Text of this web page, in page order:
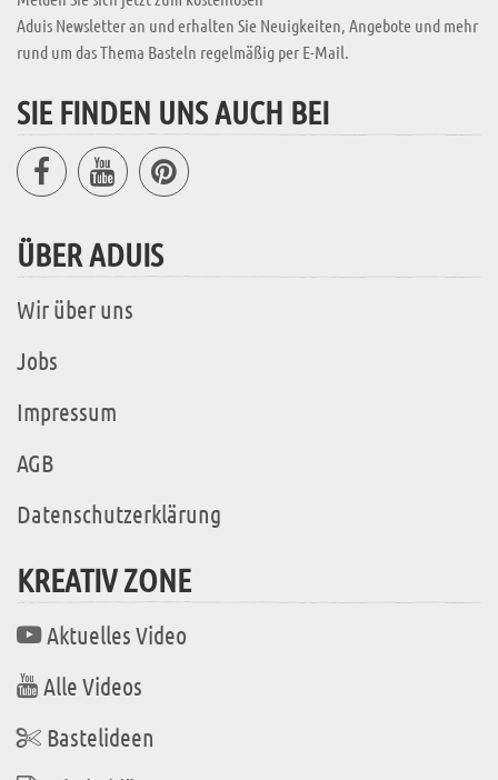
Aduis Newsletter an und erhalten Sie Neuigkeiten, Angebote und mehr
rund um das Thema Basteln regelmäßig per E-Mail.
SIE FINDEN UNS AUCH BEI
ÜBER ADUIS
Wir über uns
Jobs
Impressum
AGB
Datenschutzerklärung
KREATIV ZONE
Aktuelles Video
Alle Videos
Bastelideen